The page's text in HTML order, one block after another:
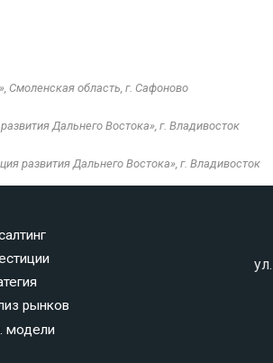
Смоленская область, г. Сафоново
Дальнего Востока», г. Владивосток
развития Дальнего Востока», г. Владивосток
рынков
модели